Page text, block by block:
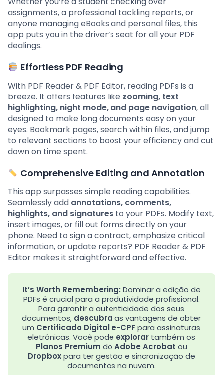
assignments, a professional tackling reports, or
anyone managing eBooks and personal files, this
app puts you in the driver’s seat for all your PDF
dealings.
Effortless PDF Reading
With PDF Reader & PDF Editor, reading PDFs is a
breeze. It offers features like zooming, text
highlighting, night mode, and page navigation, all
designed to make long documents easy on your
eyes. Bookmark pages, search within files, and jump
to relevant sections to boost your efficiency and cut
down on time spent.
Comprehensive Editing and Annotation
This app surpasses simple reading capabilities.
Seamlessly add annotations, comments,
highlights, and signatures to your PDFs. Modify text,
insert images, or fill out forms directly on your
phone. Need to sign a contract, emphasize critical
information, or update reports? PDF Reader & PDF
Editor makes it straightforward and effective.
It’s Worth Remembering: Dominar a edição de
PDFs é crucial para a produtividade profissional.
Para garantir a autenticidade dos seus
documentos, descubra as vantagens de obter
um Certificado Digital e-CPFpara assinaturas
eletrônicas. Você pode explorar também os
Planos Premium do Adobe Acrobat ou
Dropboxpara ter gestão e sincronização de
documentos na nuvem.